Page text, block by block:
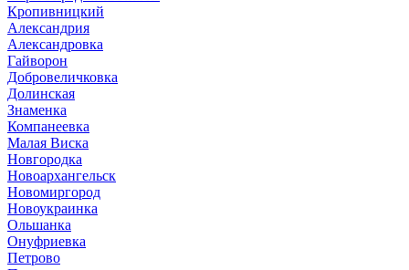
Кропивницкий
Александрия
Александровка
Гайворон
Добровеличковка
Долинская
Знаменка
Компанеевка
Малая Виска
Новгородка
Новоархангельск
Новомиргород
Новоукраинка
Ольшанка
Онуфриевка
Петрово